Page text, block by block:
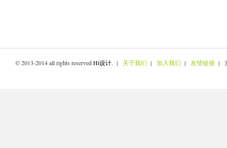
© 2013-2014 all rights reservedHi设计. | 关于我们 | 加入我们 | 友情链接 |